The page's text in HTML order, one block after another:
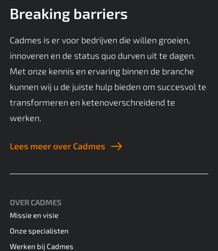
Breaking barriers
Cadmes is er voor bedrijven die willen groeien,
innoveren en de status quo durven uit te dagen.
Met onze kennis en ervaring binnen de branche
kunnen wij u de juiste hulp bieden om succesvol te
transformeren en ketenoverschreidend te
werken.
Lees meer over Cadmes
OVER CADMES
Missie en visie
Onze specialisten
Werken bij Cadmes